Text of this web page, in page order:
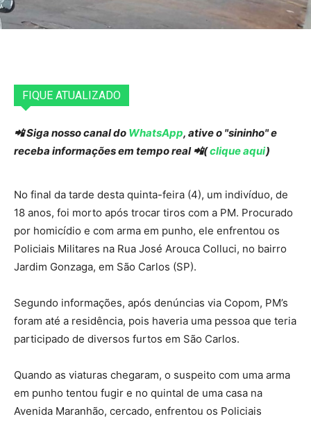
FIQUE ATUALIZADO
📲 Siga nosso canal do WhatsApp, ative o "sininho" e
receba informações em tempo real 📲(clique aqui)
No final da tarde desta quinta-feira (4), um indivíduo, de
18 anos, foi morto após trocar tiros com a PM. Procurado
por homicídio e com arma em punho, ele enfrentou os
Policiais Militares na Rua José Arouca Colluci, no bairro
Jardim Gonzaga, em São Carlos (SP).
Segundo informações, após denúncias via Copom, PM’s
foram até a residência, pois haveria uma pessoa que teria
participado de diversos furtos em São Carlos.
Quando as viaturas chegaram, o suspeito com uma arma
em punho tentou fugir e no quintal de uma casa na
Avenida Maranhão, cercado, enfrentou os Policiais